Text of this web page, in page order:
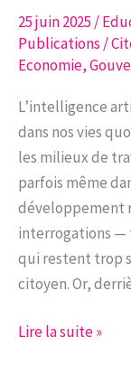
25 juin 2025 /
Publications /
Economie,
L’intelligence
dans nos vies
les milieux de
parfois même
développement
interrogations —
qui restent trop
citoyen. Or,
Note
Lire la suite »